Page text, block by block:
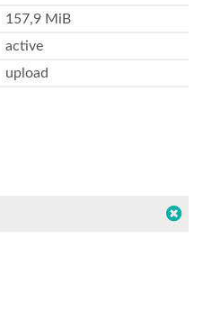
157,9 MiB
active
upload